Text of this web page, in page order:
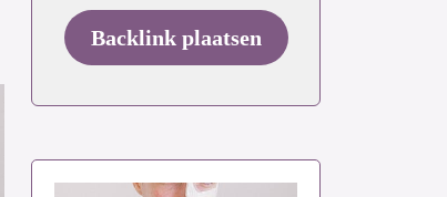
Backlink plaatsen